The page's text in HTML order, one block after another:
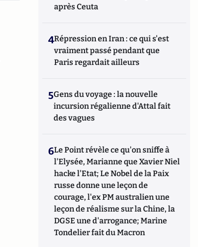
après Ceuta
4Répression en Iran : ce qui s'est
vraiment passé pendant que
Paris regardait ailleurs
5Gens du voyage : la nouvelle
incursion régalienne d'Attal fait
des vagues
6Le Point révèle ce qu'on sniffe à
l'Elysée, Marianne que Xavier Niel
hacke l'Etat; Le Nobel de la Paix
russe donne une leçon de
courage, l'ex PM australien une
leçon de réalisme sur la Chine, la
DGSE une d'arrogance; Marine
Tondelier fait du Macron